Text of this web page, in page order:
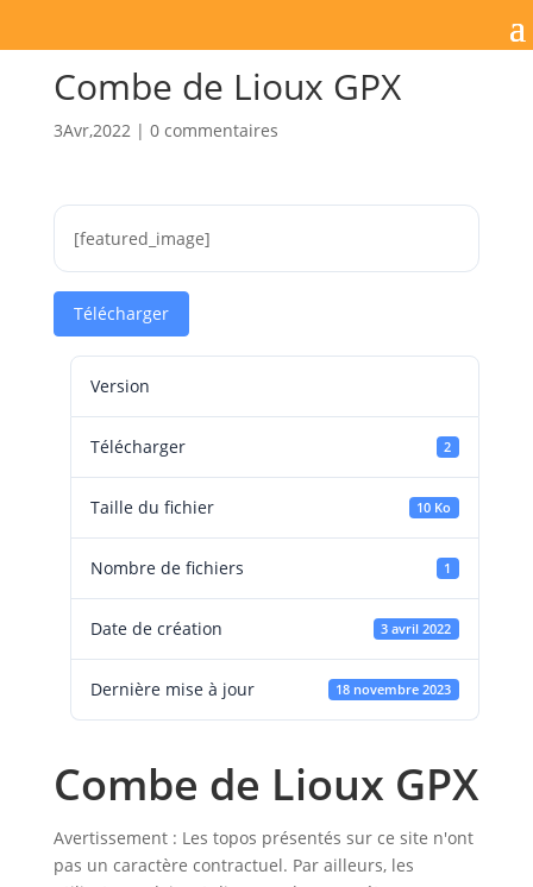
Combe de Lioux GPX
3Avr,2022| 0 commentaires
[featured_image]
Télécharger
Version
Télécharger 2
Taille du fichier 10 Ko
Nombre de fichiers 1
Date de création 3 avril 2022
Dernière mise à jour 18 novembre 2023
Combe de Lioux GPX
Avertissement : Les topos présentés sur ce site n'ont
pas un caractère contractuel. Par ailleurs, les